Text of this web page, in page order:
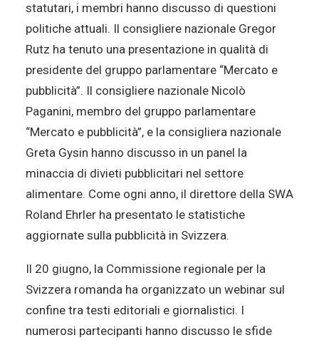
statutari, i membri hanno discusso di questioni
politiche attuali. Il consigliere nazionale Gregor
Rutz ha tenuto una presentazione in qualità di
presidente del gruppo parlamentare “Mercato e
pubblicità”. Il consigliere nazionale Nicolò
Paganini, membro del gruppo parlamentare
“Mercato e pubblicità”, e la consigliera nazionale
Greta Gysin hanno discusso in un panel la
minaccia di divieti pubblicitari nel settore
alimentare. Come ogni anno, il direttore della SWA
Roland Ehrler ha presentato le statistiche
aggiornate sulla pubblicità in Svizzera.
Il 20 giugno, la Commissione regionale per la
Svizzera romanda ha organizzato un webinar sul
confine tra testi editoriali e giornalistici. I
numerosi partecipanti hanno discusso le sfide